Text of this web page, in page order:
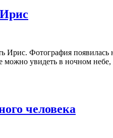
Ирис. Фотография
увидеть в ночном
человека